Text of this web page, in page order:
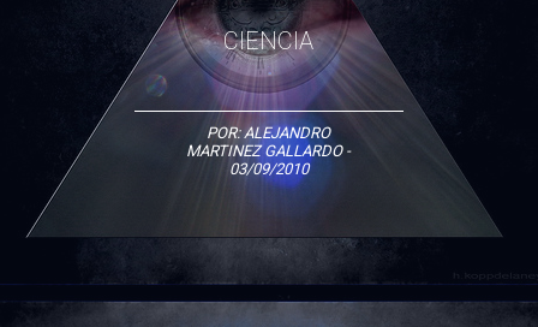
CIENCIA
POR: ALEJANDRO
MARTINEZ GALLARDO-
03/09/2010